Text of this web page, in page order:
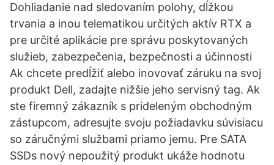
Dohliadanie nad sledovaním polohy, dĺžkou
trvania a inou telematikou určitých aktív RTX a
pre určité aplikácie pre správu poskytovaných
služieb, zabezpečenia, bezpečnosti a účinnosti
Ak chcete predĺžiť alebo inovovať záruku na svoj
produkt Dell, zadajte nižšie jeho servisný tag. Ak
ste firemný zákazník s prideleným obchodným
zástupcom, adresujte svoju požiadavku súvisiacu
so záručnými službami priamo jemu. Pre SATA
SSDs nový nepoužitý produkt ukáže hodnotu